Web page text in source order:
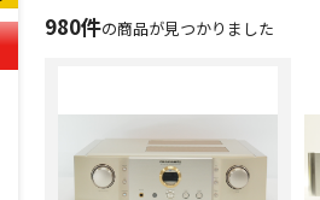
980件の商品が見つかりました